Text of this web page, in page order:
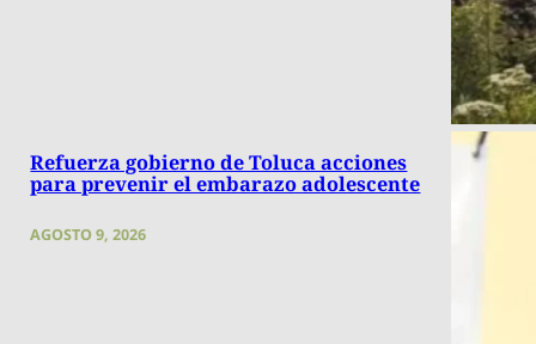
Refuerza gobierno de Toluca acciones
para prevenir el embarazo adolescente
AGOSTO 9, 2026